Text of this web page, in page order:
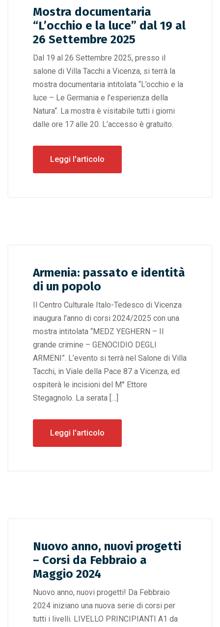
Mostra documentaria
“L’occhio e la luce” dal 19 al
26 Settembre 2025
Dal 19 al 26 Settembre 2025, presso il
salone di Villa Tacchi a Vicenza, si terrà la
mostra documentaria intitolata “L’occhio e la
luce – Le Germania e l’esperienza della
Natura“. La mostra è visitabile tutti i giorni
dalle ore 17 alle 20. L’accesso è gratuito.
Leggi l'articolo
Armenia: passato e identità
di un popolo
Il Centro Culturale Italo-Tedesco di Vicenza
inaugura l’anno di corsi 2024/2025 con una
mostra intitolata “MEDZ YEGHERN – Il
grande crimine – GENOCIDIO DEGLI
ARMENI”. L’evento si terrà nel Salone di Villa
Tacchi, in Viale della Pace 87 a Vicenza, ed
ospiterà le incisioni del M° Ettore
Stegagnolo. La serata […]
Leggi l'articolo
Nuovo anno, nuovi progetti
– Corsi da Febbraio a
Maggio 2024
Nuovo anno, nuovi progetti! Da Febbraio
2024 iniziano una nuova serie di corsi per
tutti i livelli. LIVELLO PRINCIPIANTI A1 da